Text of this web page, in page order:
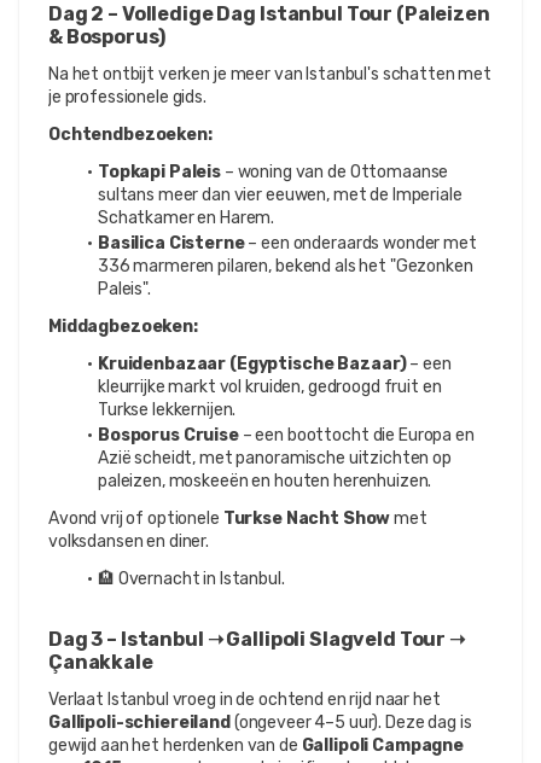
Dag 2 – Volledige Dag Istanbul Tour (Paleizen
& Bosporus)
Na het ontbijt verken je meer van Istanbul's schatten met
je professionele gids.
Ochtendbezoeken:
Topkapi Paleis – woning van de Ottomaanse
sultans meer dan vier eeuwen, met de Imperiale
Schatkamer en Harem.
Basilica Cisterne – een onderaards wonder met
336 marmeren pilaren, bekend als het "Gezonken
Paleis".
Middagbezoeken:
Kruidenbazaar (Egyptische Bazaar) – een
kleurrijke markt vol kruiden, gedroogd fruit en
Turkse lekkernijen.
Bosporus Cruise – een boottocht die Europa en
Azië scheidt, met panoramische uitzichten op
paleizen, moskeeën en houten herenhuizen.
Avond vrij of optionele Turkse Nacht Show met
volksdansen en diner.
🏨 Overnacht in Istanbul.
Dag 3 – Istanbul ➝ Gallipoli Slagveld Tour ➝
Çanakkale
Gallipoli-schiereiland (ongeveer 4–5 uur). Deze dag is
gewijd aan het herdenken van de Gallipoli Campagne